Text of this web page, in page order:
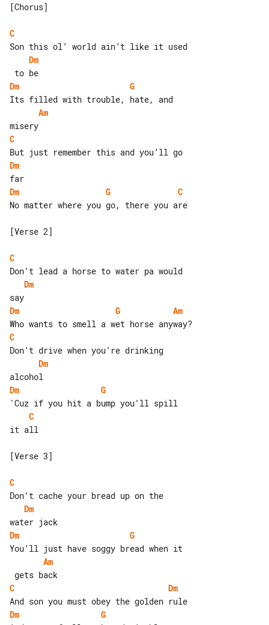
[Chorus]
C
Dm
Dm
G
Am
C
Dm
Dm
G
C
No matter where you go, there you are
[Verse 2]
C
Dm
Dm
G
Am
C
Dm
Dm
G
C
it all
[Verse 3]
C
Dm
Dm
G
Am
C
Dm
Dm
G